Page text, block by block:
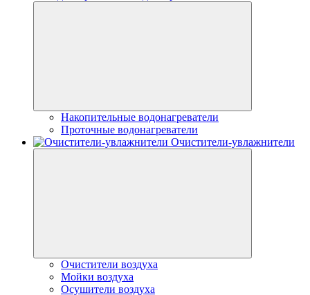
Накопительные водонагреватели
Проточные водонагреватели
Очистители-увлажнители
Очистители воздуха
Мойки воздуха
Осушители воздуха